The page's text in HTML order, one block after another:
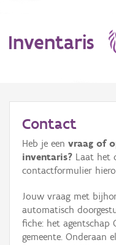
Inventaris
Erfgoedobject
Aanduidingsobject
Waarneming
Thema
Contact
Heb je een vraag of
inventaris? Laat het
contactformulier
Jouw vraag met
automatisch
fiche: het agentschap
gemeente. Onderaan